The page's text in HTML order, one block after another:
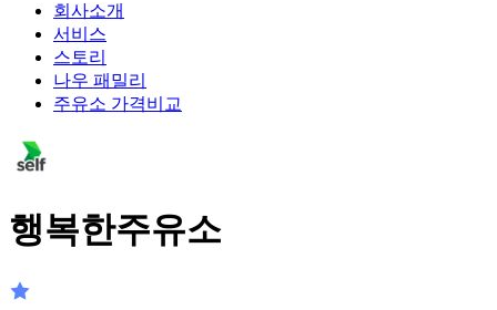
회사소개
서비스
스토리
나우 패밀리
주유소 가격비교
행복한주유소